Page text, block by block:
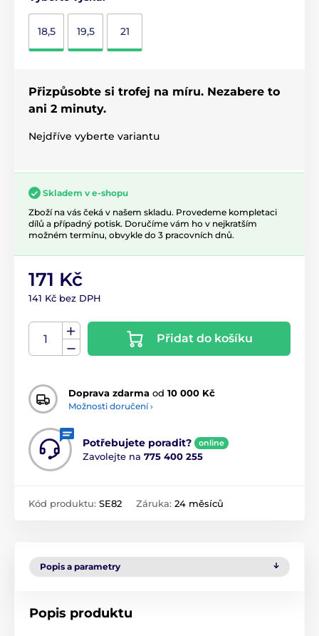
18,5 19,5 21
Přizpůsobte si trofej na míru. Nezabere to
ani 2 minuty.
Nejdříve vyberte variantu
Skladem v e-shopu
Zboží na vás čeká v našem skladu. Provedeme kompletaci
dílů a případný potisk. Doručíme vám ho v nejkratším
možném termínu, obvykle do 3 pracovních dnů.
171 Kč
141 Kč bez DPH
Přidat do košíku
Doprava zdarma od 10 000 Kč
Možnosti doručení ›
Potřebujete poradit? online
Zavolejte na 775 400 255
Kód produktu: SE82 Záruka: 24 měsíců
Popis a parametry
Popis produktu